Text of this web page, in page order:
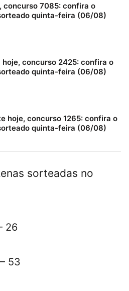
concurso 7085: confira o
quinta-feira (06/08)
hoje, concurso 2425: confira o
quinta-feira (06/08)
hoje, concurso 1265: confira o
quinta-feira (06/08)
sorteadas no
26
53